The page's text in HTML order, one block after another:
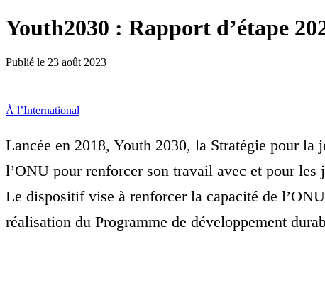
Youth2030 : Rapport d’étape
Publié le 23 août 2023
À l’International
Lancée en 2018, Youth 2030, la Stratégie pour la
l’ONU pour renforcer son travail avec et pour
Le dispositif vise à renforcer la capacité de
réalisation du Programme de développement